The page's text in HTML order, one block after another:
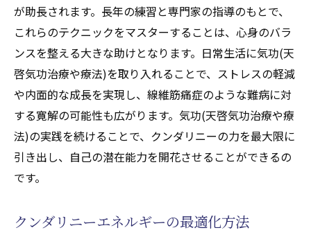
が助長されます。長年の練習と専門家の指導のもとで、
これらのテクニックをマスターすることは、心身のバラ
ンスを整える大きな助けとなります。日常生活に気功(天
啓気功治療や療法)を取り入れることで、ストレスの軽減
や内面的な成長を実現し、線維筋痛症のような難病に対
する寛解の可能性も広がります。気功(天啓気功治療や療
法)の実践を続けることで、クンダリニーの力を最大限に
引き出し、自己の潜在能力を開花させることができるの
です。
クンダリニーエネルギーの最適化方法